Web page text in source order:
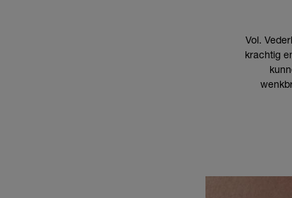
Vol.
krachtig